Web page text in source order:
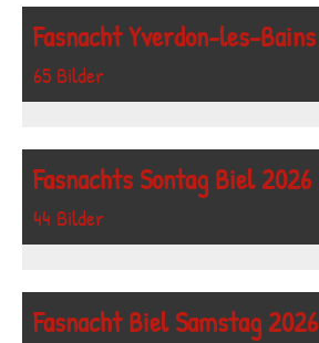
Fasnacht Yverdon-les-Bains
65 Bilder
Fasnachts Sontag Biel 2026
44 Bilder
Fasnacht Biel Samstag 2026